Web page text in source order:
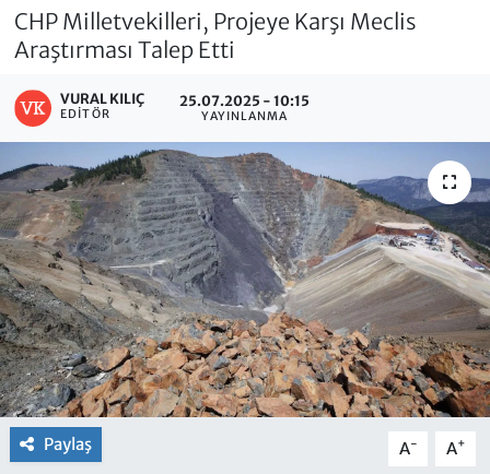
CHP Milletvekilleri, Projeye Karşı Meclis
Araştırması Talep Etti
VURAL KILIÇ
EDITÖR
25.07.2025 - 10:15
YAYINLANMA
Paylaş A- A+
Son Dakika Haberleri